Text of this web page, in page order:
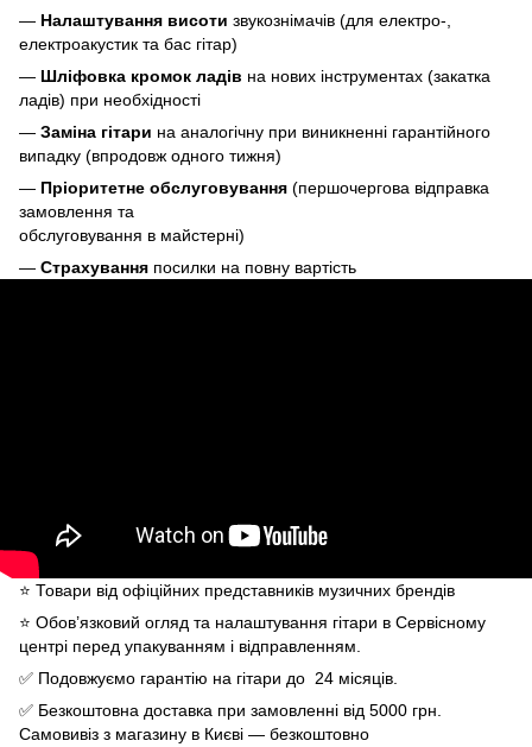
— Налаштування висоти звукознімачів (для електро-,
електроакустик та бас гітар)
— Шліфовка кромок ладів на нових інструментах (закатка
ладів) при необхідності
— Заміна гітари на аналогічну при виникненні гарантійного
випадку (впродовж одного тижня)
— Пріоритетне обслуговування (першочергова відправка
замовлення та
обслуговування в майстерні)
— Страхування посилки на повну вартість
⭐️ Товари від офіційних представників музичних брендів
⭐️ Обов’язковий огляд та налаштування гітари в Сервісному
центрі перед упакуванням і відправленням.
✅ Подовжуємо гарантію на гітари до 24 місяців.
✅ Безкоштовна доставка при замовленні від 5000 грн.
Самовивіз з магазину в Києві — безкоштовно